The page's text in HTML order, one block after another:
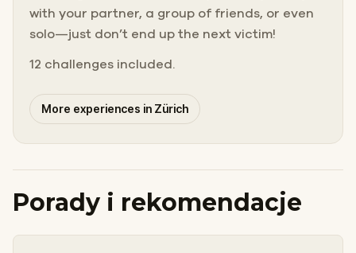
with your partner, a group of friends, or even
solo—just don’t end up the next victim!
12 challenges included.
More experiences in Zürich
Porady i rekomendacje